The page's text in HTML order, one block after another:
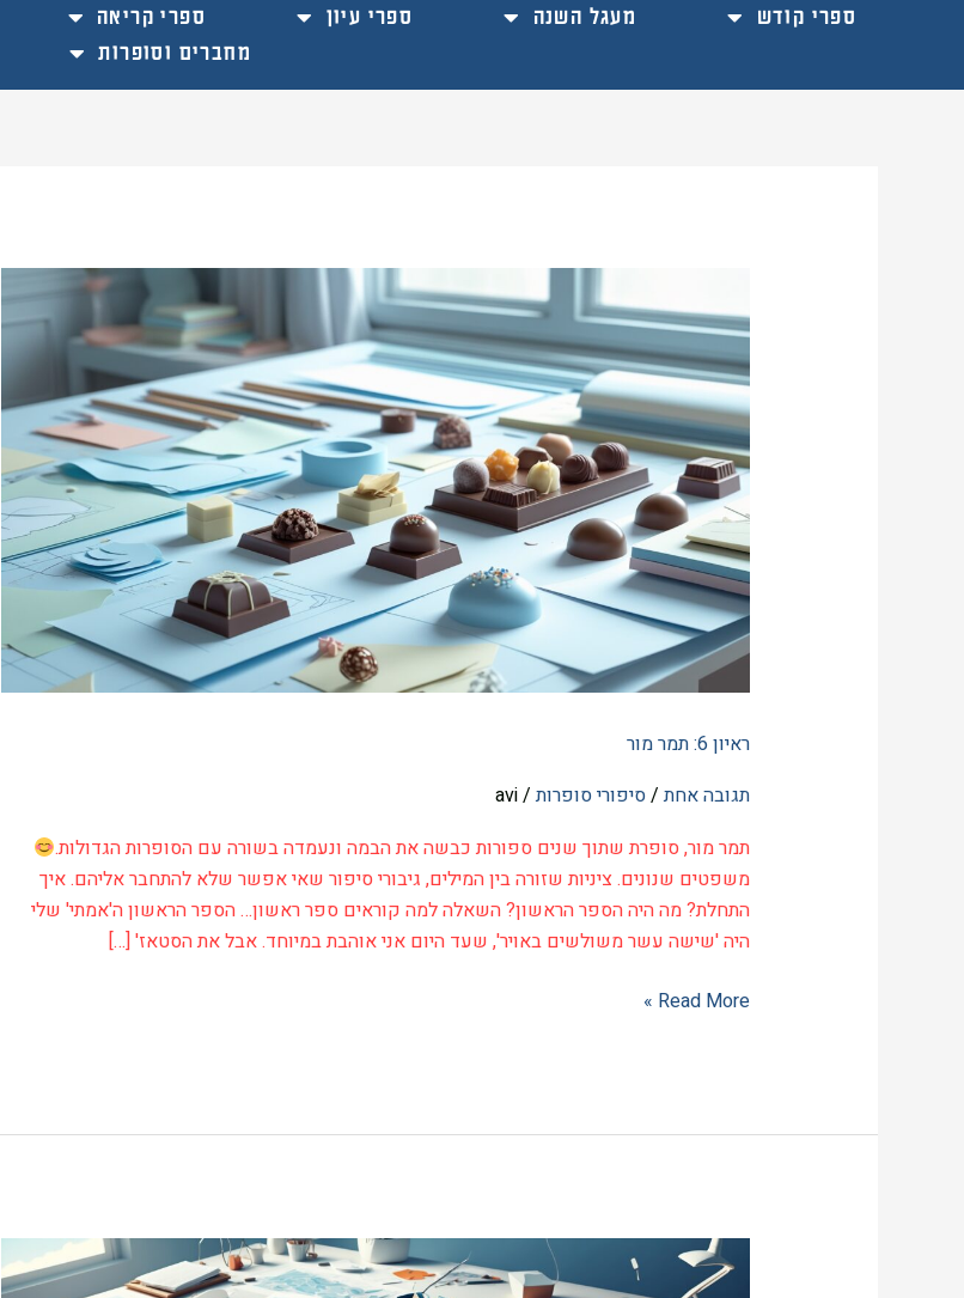
ספרי קודש מעגל השנה ספרי עיון ספרי קריאה
מחברים וסופרות
ראיון 6: תמר מור
תגובה אחת /סיפורי סופרות/
avi
תמר מור, סופרת שתוך שנים ספורות כבשה את הבמה ונעמדה בשורה עם הסופרות הגדולות.
משפטים שנונים. ציניות שזורה בין המילים, גיבורי סיפור שאי אפשר שלא להתחבר אליהם. איך
התחלת? מה היה הספר הראשון? השאלה למה קוראים ספר ראשון… הספר הראשון ה'אמתי' שלי
היה 'שישה עשר משולשים באויר', שעד היום אני אוהבת במיוחד. אבל את הסטאז' […]
6:
תמר
מור
Read More »
ראיון